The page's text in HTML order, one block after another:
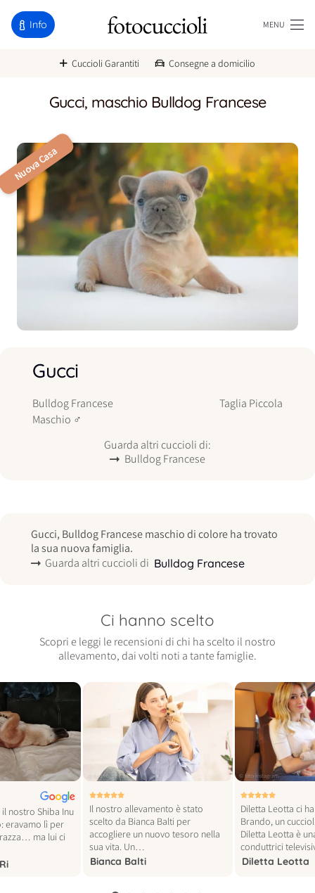
Info MENU
Cuccioli Garantiti Consegne a domicilio
Gucci, maschio Bulldog Francese
Nuova Casa
Gucci
Bulldog Francese
Maschio ♂
Taglia Piccola
Guarda altri cuccioli di:
Bulldog Francese
Gucci, Bulldog Francese maschio di colore ha trovato
la sua nuova famiglia.
Guarda altri cuccioli di Bulldog Francese
Ci hanno scelto
Scopri e leggi le recensioni di chi ha scelto il nostro
allevamento, dai volti noti a tante famiglie.
nostro Shiba Inu
eravamo lì per
ma lui ci
© foto vogue italia
Il nostro allevamento è stato
scelto da Bianca Balti per
accogliere un nuovo tesoro nella
sua vita. Un…
Bianca Balti
© foto instagram
Diletta Leotta ci
Brando, un
Diletta Leotta è
conduttrici
Diletta Leotta